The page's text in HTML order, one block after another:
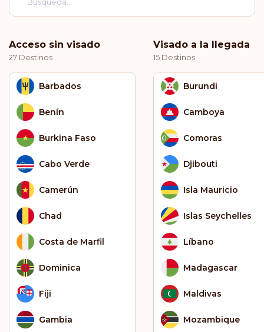
Acceso sin visado
27 Destinos
Barbados
Benín
Burkina Faso
Cabo Verde
Camerún
Chad
Costa de Marfil
Dominica
Fiji
Gambia
Visado a la llegada
15 Destinos
Burundi
Camboya
Comoras
Djibouti
Isla Mauricio
Islas Seychelles
Líbano
Madagascar
Maldivas
Mozambique